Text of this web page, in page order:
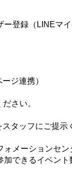
登録（LINEマ
ジ連携）
さい。
タッフにご提示
メーションセン
できるイベン